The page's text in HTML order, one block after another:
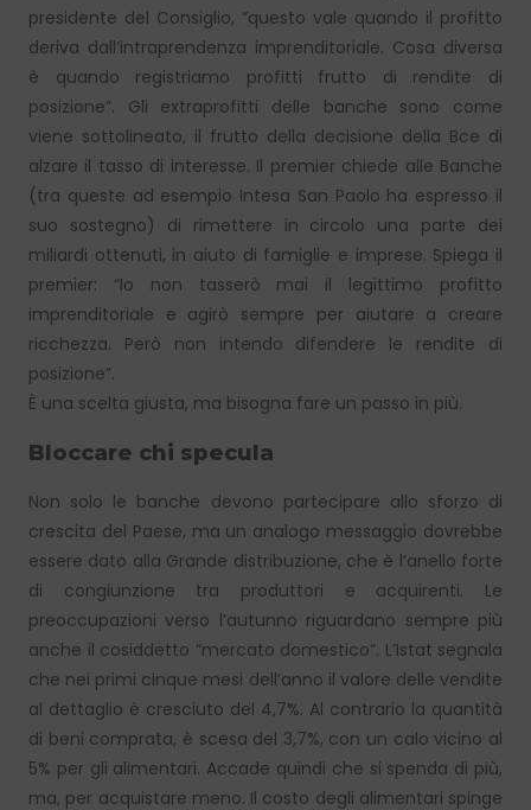
presidente del Consiglio, “questo vale quando il profitto
deriva dall’intraprendenza imprenditoriale. Cosa diversa
è quando registriamo profitti frutto di rendite di
posizione”. Gli extraprofitti delle banche sono come
viene sottolineato, il frutto della decisione della Bce di
alzare il tasso di interesse. Il premier chiede alle Banche
(tra queste ad esempio Intesa San Paolo ha espresso il
suo sostegno) di rimettere in circolo una parte dei
miliardi ottenuti, in aiuto di famiglie e imprese. Spiega il
premier: “Io non tasserò mai il legittimo profitto
imprenditoriale e agirò sempre per aiutare a creare
ricchezza. Però non intendo difendere le rendite di
posizione”.
È una scelta giusta, ma bisogna fare un passo in più.
Bloccare chi specula
Non solo le banche devono partecipare allo sforzo di
crescita del Paese, ma un analogo messaggio dovrebbe
essere dato alla Grande distribuzione, che è l’anello forte
di congiunzione tra produttori e acquirenti. Le
preoccupazioni verso l’autunno riguardano sempre più
anche il cosiddetto “mercato domestico”. L’Istat segnala
che nei primi cinque mesi dell’anno il valore delle vendite
al dettaglio è cresciuto del 4,7%. Al contrario la quantità
di beni comprata, è scesa del 3,7%, con un calo vicino al
5% per gli alimentari. Accade quindi che si spenda di più,
ma, per acquistare meno. Il costo degli alimentari spinge